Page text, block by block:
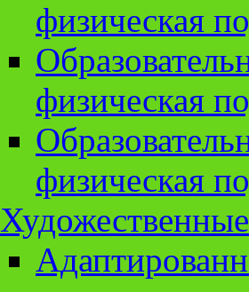
физическая
физическая
физическая
Художественные